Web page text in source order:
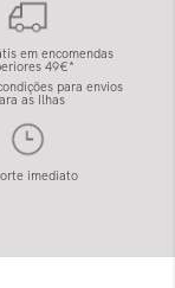
em encomendas
49€*
para envios
as Ilhas
imediato